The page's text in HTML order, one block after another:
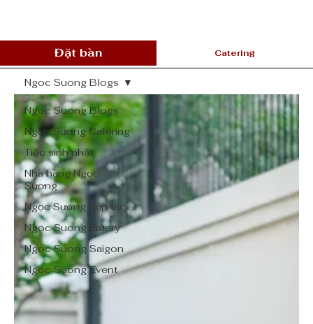
Catering
Đặt bàn
Ngoc Suong Blogs
Ngọc Sương Catering
Tiệc sinh nhật
Nhà hàng Ngọc
Sương
Ngọc Sương hợp tác
Ngoc Suong Eatery
Ngoc Suong Saigon
Ngoc Suong Event
Ngoc Suong Blogs